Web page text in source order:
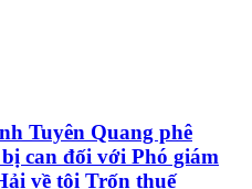
Tuyên Quang phê
can đối với Phó giám
về tội Trốn thuế